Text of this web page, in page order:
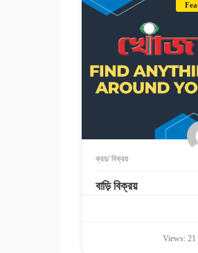
ক্রয়/ বিক্রয়
বাড়ি বিক্রয়
Views: 21